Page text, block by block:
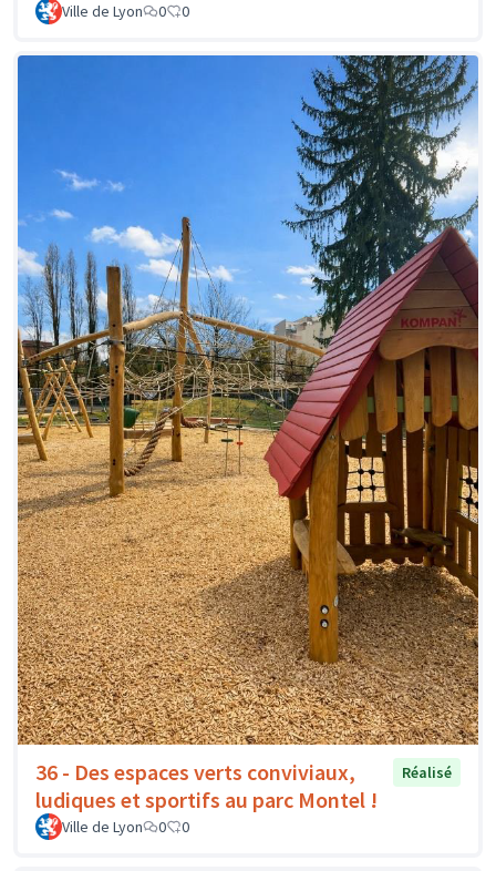
Ville de Lyon 0 0
36 - Des espaces verts conviviaux,
ludiques et sportifs au parc Montel !
Réalisé
Ville de Lyon 0 0